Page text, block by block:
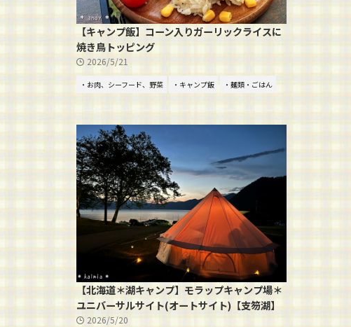
【キャンプ飯】コーン入りガーリックライスに
焼き鳥トッピング
2026/5/21
・お肉、シーフード、野菜 ・キャンプ飯 ・麺類・ごはん
【北海道＊湖キャンプ】モラップキャンプ場＊
ユニバーサルサイト(オートサイト)【支笏湖】
2026/5/20